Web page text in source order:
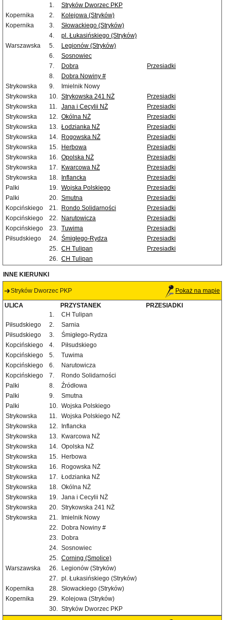
1.
Stryków Dworzec PKP
Kopernika
2.
Kolejowa (Stryków)
Kopernika
3.
Słowackiego (Stryków)
4.
pl. Łukasińskiego (Stryków)
Warszawska
5.
Legionów (Stryków)
6.
Sosnowiec
7.
Dobra
Przesiadki
8.
Dobra Nowiny #
Strykowska
9.
Imielnik Nowy
Strykowska
10. Strykowska 241 NŻ
Przesiadki
Strykowska
11. Jana i Cecylii NŻ
Przesiadki
Strykowska
12. Okólna NŻ
Przesiadki
Strykowska
13. Łodzianka NŻ
Przesiadki
Strykowska
14. Rogowska NŻ
Przesiadki
Strykowska
15. Herbowa
Przesiadki
Strykowska
16. Opolska NŻ
Przesiadki
Strykowska
17. Kwarcowa NŻ
Przesiadki
Strykowska
18. Inflancka
Przesiadki
Palki
19. Wojska Polskiego
Przesiadki
Palki
20. Smutna
Przesiadki
Kopcińskiego
21. Rondo Solidarności
Przesiadki
Kopcińskiego
22. Narutowicza
Przesiadki
Kopcińskiego
23. Tuwima
Przesiadki
Piłsudskiego
24. Śmigłego-Rydza
Przesiadki
25. CH Tulipan
Przesiadki
26. CH Tulipan
INNE KIERUNKI
Stryków Dworzec PKP Pokaż na mapie
ULICA PRZYSTANEK
PRZESIADKI
1.
CH Tulipan
Piłsudskiego
2.
Sarnia
Piłsudskiego
3.
Śmigłego-Rydza
Kopcińskiego
4.
Piłsudskiego
Kopcińskiego
5.
Tuwima
Kopcińskiego
6.
Narutowicza
Kopcińskiego
7.
Rondo Solidarności
Palki
8.
Źródłowa
Palki
9.
Smutna
Palki
10. Wojska Polskiego
Strykowska
11. Wojska Polskiego NŻ
Strykowska
12.
Inflancka
Strykowska
13.
Kwarcowa NŻ
Strykowska
14. Opolska NŻ
Strykowska
15.
Herbowa
Strykowska
16.
Rogowska NŻ
Strykowska
17. Łodzianka NŻ
Strykowska
18. Okólna NŻ
Strykowska
19. Jana i Cecylii NŻ
Strykowska
20. Strykowska 241 NŻ
Strykowska
21.
Imielnik Nowy
22.
Dobra Nowiny #
23.
Dobra
24. Sosnowiec
25. Corning (Smolice)
Warszawska
26.
Legionów (Stryków)
27. pl. Łukasińskiego (Stryków)
Kopernika
28. Słowackiego (Stryków)
Kopernika
29.
Kolejowa (Stryków)
30. Stryków Dworzec PKP